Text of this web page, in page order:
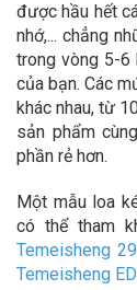
được hầu hết
nhớ,... chẳng
trong vòng 5-6
của bạn. Các
khác nhau, từ
sản phẩm
phần rẻ hơn.
Một mẫu loa
có thể tham
Temeisheng
Temeisheng